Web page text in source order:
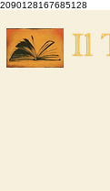
2090128167685128